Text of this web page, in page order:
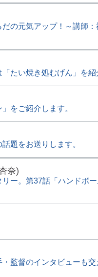
の元気アップ！～講師
たい焼き処むげん」を紹
をご紹介します。
題をお送りします。
奈)
ー。第37話「ハンドボ
監督のインタビューも交